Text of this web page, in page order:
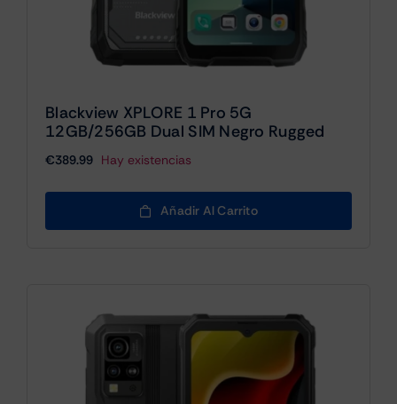
Blackview XPLORE 1 Pro 5G
12GB/256GB Dual SIM Negro Rugged
€389.99 Hay existencias
Añadir Al Carrito